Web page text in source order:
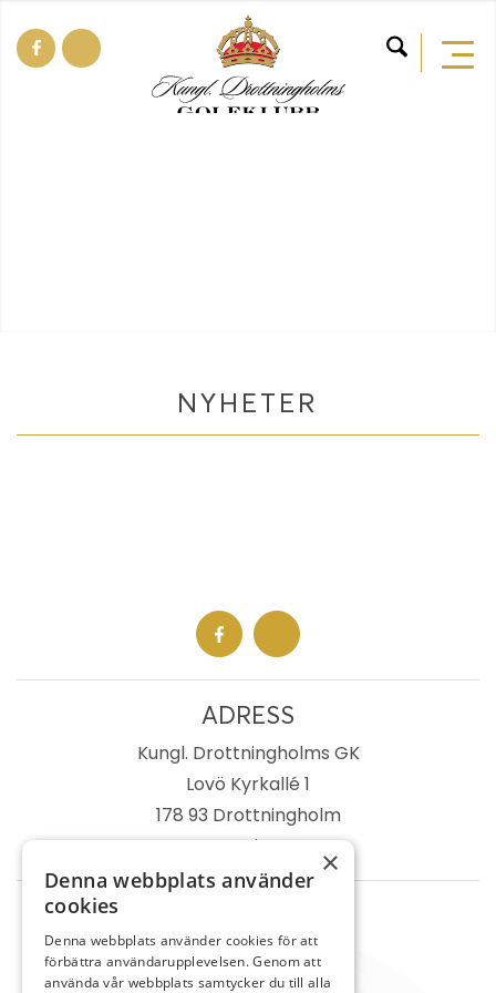
NYHETER
ADRESS
Kungl. Drottningholms GK
Lovö Kyrkallé 1
178 93 Drottningholm
Sverige
Kansli08-759 03 11
×
Denna webbplats använder
cookies
Denna webbplats använder cookies för att
förbättra användarupplevelsen. Genom att
använda vår webbplats samtycker du till alla